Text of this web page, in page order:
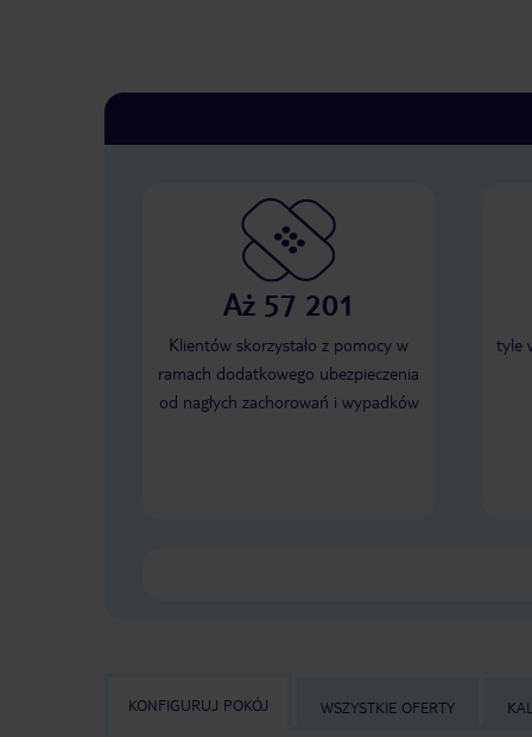
Aż 57 201
Klientów skorzystało z pomocy w
ramach dodatkowego ubezpieczenia
od nagłych zachorowań i wypadków
tyle
KONFIGURUJ POKÓJ WSZYSTKIE OFERTY